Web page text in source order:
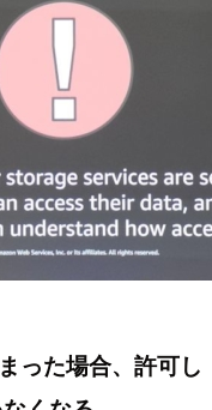
った場合、許可し